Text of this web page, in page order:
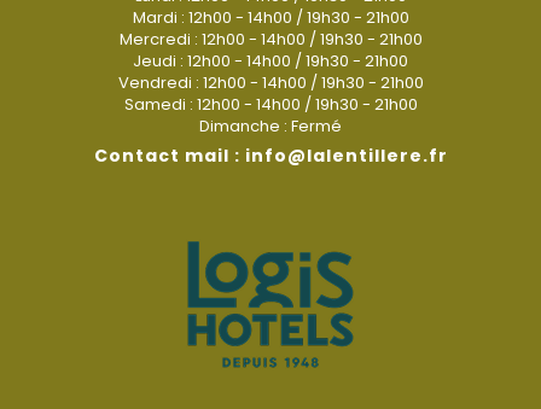
Mardi : 12h00 - 14h00 / 19h30 - 21h00
Mercredi : 12h00 - 14h00 / 19h30 - 21h00
Jeudi : 12h00 - 14h00 / 19h30 - 21h00
Vendredi : 12h00 - 14h00 / 19h30 - 21h00
Samedi : 12h00 - 14h00 / 19h30 - 21h00
Dimanche : Fermé
Contact mail : info@lalentillere.fr